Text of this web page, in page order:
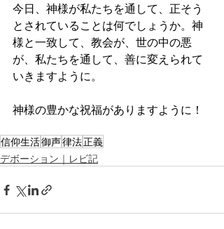
今日、神様が私たちを通して、正そう
とされていることは何でしょうか。神
様と一致して、教会が、世の中の悪
が、私たちを通して、善に変えられて
いきますように。
神様の豊かな祝福がありますように！
信仰生活御声律法正義
デボーション｜レビ記